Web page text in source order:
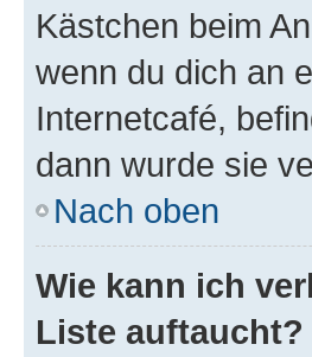
Kästchen beim
wenn du dich an
Internetcafé,
dann wurde sie
Nach oben
Wie kann ich
Liste auftaucht?